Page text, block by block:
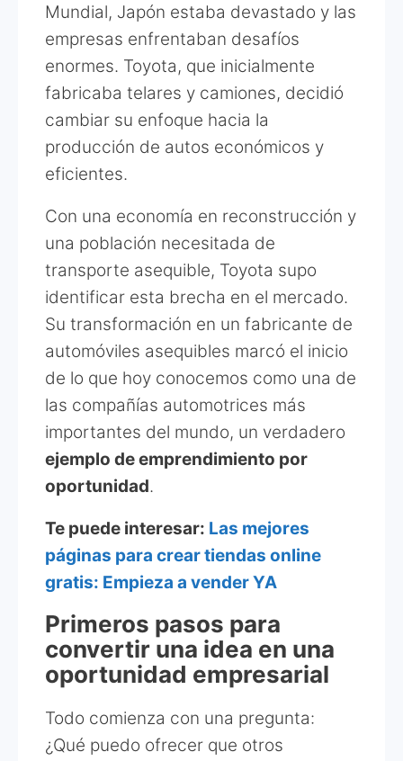
Mundial, Japón estaba devastado y las
empresas enfrentaban desafíos
enormes. Toyota, que inicialmente
fabricaba telares y camiones, decidió
cambiar su enfoque hacia la
producción de autos económicos y
eficientes.
Con una economía en reconstrucción y
una población necesitada de
transporte asequible, Toyota supo
identificar esta brecha en el mercado.
Su transformación en un fabricante de
automóviles asequibles marcó el inicio
de lo que hoy conocemos como una de
las compañías automotrices más
importantes del mundo, un verdadero
ejemplo de emprendimiento por
oportunidad.
Te puede interesar: Las mejores
páginas para crear tiendas online
gratis: Empieza a vender YA
Primeros pasos para
convertir una idea en una
oportunidad empresarial
Todo comienza con una pregunta:
¿Qué puedo ofrecer que otros